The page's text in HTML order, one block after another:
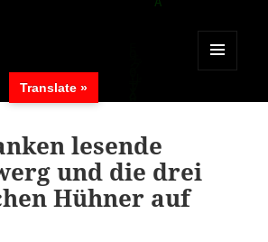
MENÜ
WIDGETS
lesende
und die drei
Hühner auf
Translate »